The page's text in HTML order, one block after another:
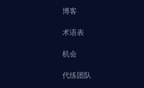
博客
术语表
机会
代练团队